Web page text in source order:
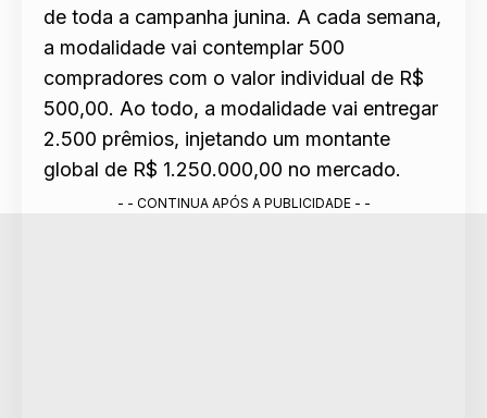
de toda a campanha junina. A cada semana,
a modalidade vai contemplar 500
compradores com o valor individual de R$
500,00. Ao todo, a modalidade vai entregar
2.500 prêmios, injetando um montante
global de R$ 1.250.000,00 no mercado.
- - CONTINUA APÓS A PUBLICIDADE - -